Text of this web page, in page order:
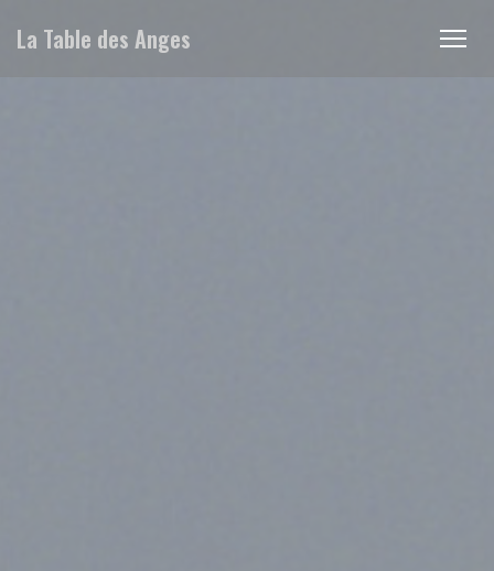
La Table des Anges